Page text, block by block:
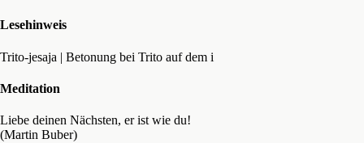
Lesehinweis
Trito-jesaja | Betonung bei Trito auf dem i
Meditation
Liebe deinen Nächsten, er ist wie du!
(Martin Buber)